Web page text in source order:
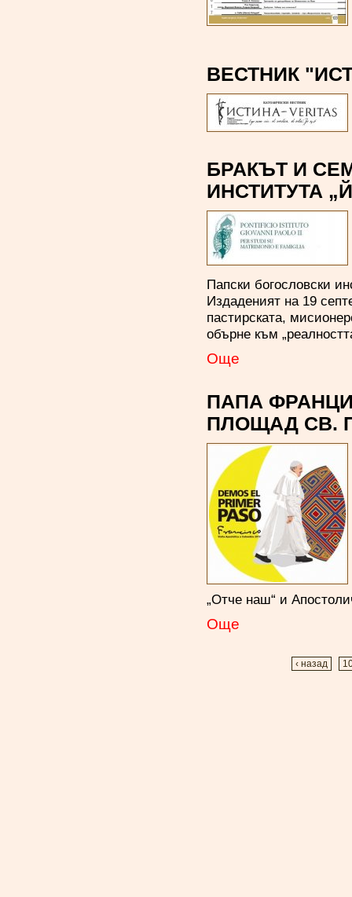
ВЕСТНИК
БРАКЪТ И
ИНСТИТУТА
Папски богословски
Издаденият на 19
пастирската,
обърне към
Oще
ПАПА
ПЛОЩАД СВ.
„Отче наш“ и
Oще
‹ назад